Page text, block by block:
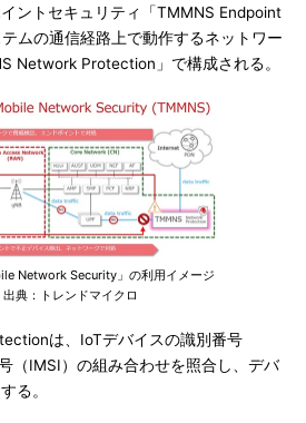
ントセキュリティ「TMMNS Endpoint
ムの通信経路上で動作するネットワー
Network Protection」で構成される。
Network Security」の利用イメージ
出典：トレンドマイクロ
は、IoTデバイスの識別番号
（IMSI）の組み合わせを照合し、デバ
る。